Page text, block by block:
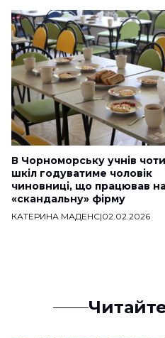
В Чорноморську учнів
шкіл годуватиме чоловік
чиновниці, що працював
«скандальну» фірму
КАТЕРИНА МАДЕНС|02.02.2026